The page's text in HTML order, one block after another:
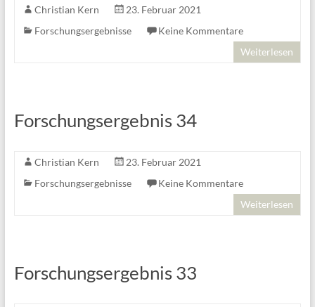
Christian Kern
23. Februar 2021
Forschungsergebnisse
Keine Kommentare
Weiterlesen
Forschungsergebnis 34
Christian Kern
23. Februar 2021
Forschungsergebnisse
Keine Kommentare
Weiterlesen
Forschungsergebnis 33